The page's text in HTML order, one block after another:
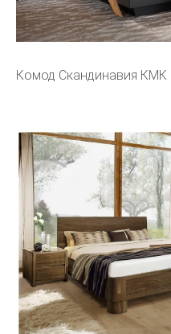
Комод Скандинавия КМК